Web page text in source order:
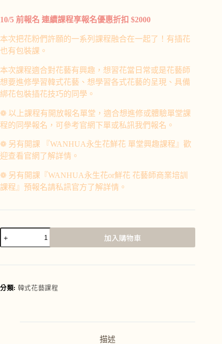
10/5 前報名 連續課程享報名優惠折扣 $2000
本次把花粉們許願的一系列課程融合在一起了！有插花
也有包裝課。
本次課程適合對花藝有興趣，想習花當日常或是花藝師
想要進修學習韓式花藝、 想學習各式花藝的呈現、具備
綁花包裝插花技巧的同學。
❁ 以上課程有開放報名單堂，適合想進修或體驗單堂課
程的同學報名，可參考官網下單或私訊我們報名。
❁ 另有開課 『WANHUA永生花鮮花 單堂興趣課程』歡
迎查看官網了解詳情。
❁ 另有開課『WANHUA永生花or鮮花 花藝師商業培訓
課程』預報名請私訊官方了解詳情。
加入購物車
r
分類: 韓式花藝課程
描述